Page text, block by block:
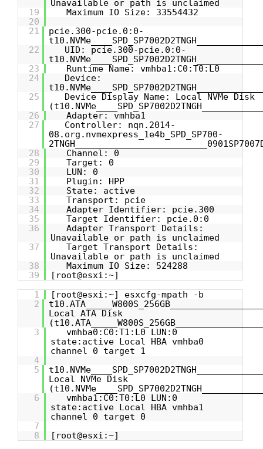
Unavailable or path is unclaimed
19
Maximum IO Size: 33554432
20
21
pcie.300-pcie.0:0-
22
UID: pcie.300-pcie.0:0-
23
Runtime Name: vmhba1:C0:T0:L0
24
Device:
25
Device Display Name: Local NVMe Disk
26
Adapter: vmhba1
27
Controller: nqn.2014-
08.org.nvmexpress_1e4b_SPD_SP700-
28
Channel: 0
29
Target: 0
30
LUN: 0
31
Plugin: HPP
32
State: active
33
Transport: pcie
34
Adapter Identifier: pcie.300
35
Target Identifier: pcie.0:0
36
Adapter Transport Details:
Unavailable or path is unclaimed
37
Target Transport Details:
Unavailable or path is unclaimed
38
Maximum IO Size: 524288
39
[root@esxi:~]
1
[root@esxi:~] esxcfg-mpath -b
2
Local ATA Disk
3
vmhba0:C0:T1:L0 LUN:0
state:active Local HBA vmhba0
channel 0 target 1
4
5
Local NVMe Disk
6
vmhba1:C0:T0:L0 LUN:0
state:active Local HBA vmhba1
channel 0 target 0
7
8
[root@esxi:~]